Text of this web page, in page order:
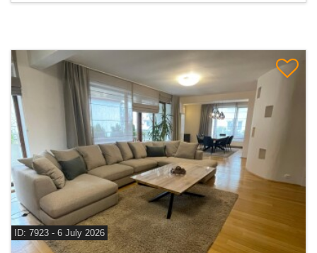
ID: 7923 - 6 July 2026